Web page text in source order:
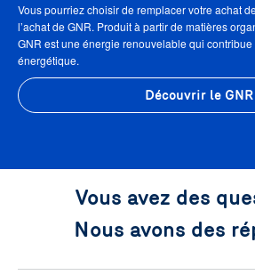
Vous pourriez choisir de remplacer votre achat
l’achat de GNR. Produit à partir de matières
GNR est une énergie renouvelable qui contribue
énergétique.
Découvrir le GNR
Vous avez des
Nous avons des